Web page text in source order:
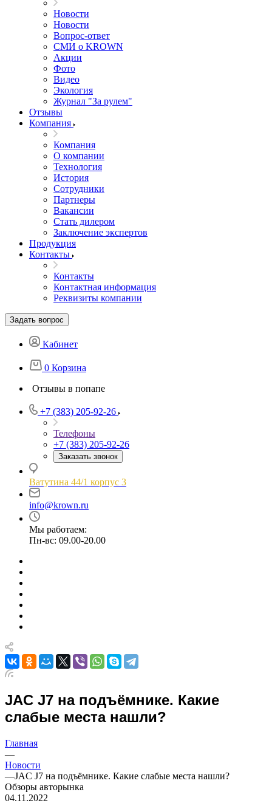
Новости
Новости
Вопрос-ответ
СМИ о KROWN
Акции
Фото
Видео
Экология
Журнал "За рулем"
Отзывы
Компания
Компания
О компании
Технология
История
Сотрудники
Партнеры
Вакансии
Стать дилером
Заключение экспертов
Продукция
Контакты
Контакты
Контактная информация
Реквизиты компании
Задать вопрос
Кабинет
0 Корзина
Отзывы в попапе
+7 (383) 205-92-26
Телефоны
+7 (383) 205-92-26
Заказать звонок
Ватутина 44/1 корпус 3
info@krown.ru
Мы работаем:
Пн-вс: 09.00-20.00
JAC J7 на подъёмнике. Какие
слабые места нашли?
Главная
—
Новости
—JAC J7 на подъёмнике. Какие слабые места нашли?
Обзоры авторынка
04.11.2022